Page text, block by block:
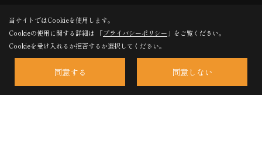
〒181-0002
東京都三鷹市牟礼5-1-3
FAX：0422-49-1207
＜営業時間＞8:30～17:00
当サイトではCookieを使用します。
Cookieの使用に関する詳細は 「プライバシーポリシー 」をご覧ください。
Cookieを受け入れるか拒否するか選択してください。
同意する 同意しない